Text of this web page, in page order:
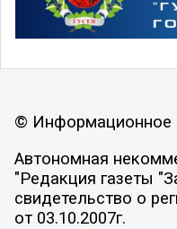
© Информационное
Автономная
"Редакция газеты
свидетельство о
от 03.10.2007г.